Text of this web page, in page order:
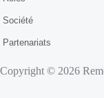
Société
Partenariats
Copyright © 2026